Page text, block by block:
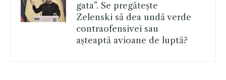
gata”. Se pregătește
Zelenski să dea undă verde
contraofensivei sau
așteaptă avioane de luptă?